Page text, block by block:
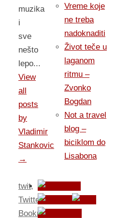
muzika
i
sve
nešto
lepo...
View
all
posts
by
Vladimir
Stankovic
→
twit,
Twitter.
Bookmark
Vreme koje
ne treba
nadoknaditi
Život teče u
laganom
ritmu –
Zvonko
Bogdan
Not a travel
blog –
biciklom do
Lisabona